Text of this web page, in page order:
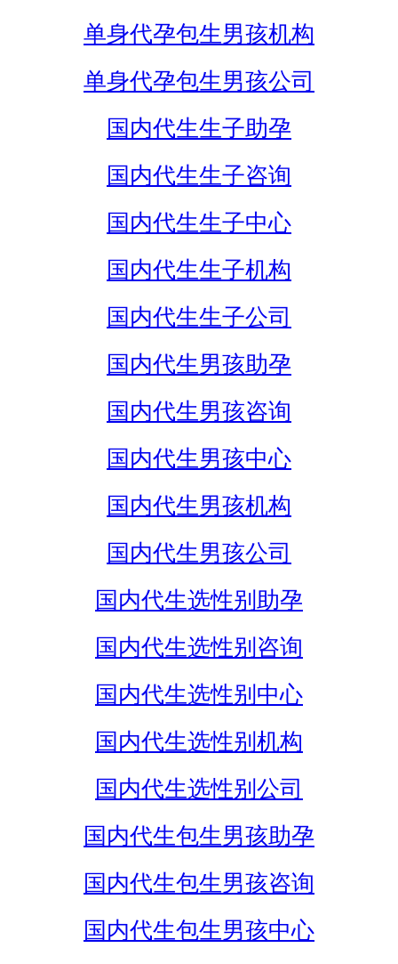
单身代孕包生男孩机构
单身代孕包生男孩公司
国内代生生子助孕
国内代生生子咨询
国内代生生子中心
国内代生生子机构
国内代生生子公司
国内代生男孩助孕
国内代生男孩咨询
国内代生男孩中心
国内代生男孩机构
国内代生男孩公司
国内代生选性别助孕
国内代生选性别咨询
国内代生选性别中心
国内代生选性别机构
国内代生选性别公司
国内代生包生男孩助孕
国内代生包生男孩咨询
国内代生包生男孩中心